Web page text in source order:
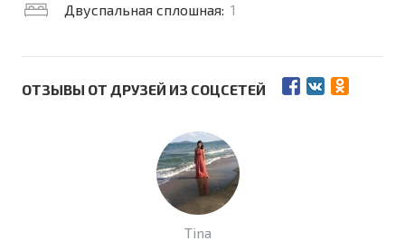
Двуспальная сплошная: 1
ОТЗЫВЫ ОТ ДРУЗЕЙ ИЗ СОЦСЕТЕЙ
Tina